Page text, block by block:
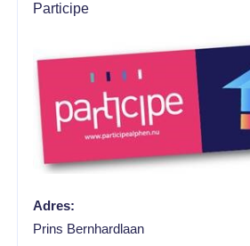
Participe
Adres:
Prins Bernhardlaan